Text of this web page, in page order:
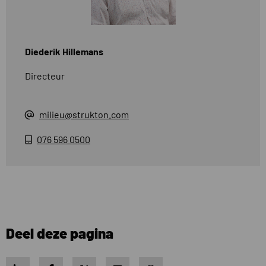
Diederik Hillemans
Directeur
milieu@strukton.com
076 596 0500
Deel deze pagina